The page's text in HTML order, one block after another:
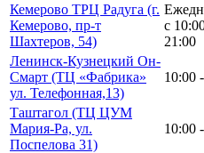
Кемерово ТРЦ Радуга (г.
Кемерово, пр-т
Шахтеров, 54)
с
21:00
Ленинск-Кузнецкий Он-
Смарт (ТЦ «Фабрика»
ул. Телефонная,13)
10:00
Таштагол (ТЦ ЦУМ
Мария-Ра, ул.
Поспелова 31)
10:00